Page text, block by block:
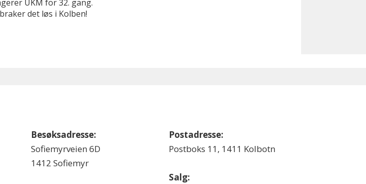
UKM for 32. gang.
det løs i Kolben!
Besøksadresse:
Sofiemyrveien 6D
1412 Sofiemyr
Postadresse:
Postboks 11, 1411 Kolbotn
Salg: